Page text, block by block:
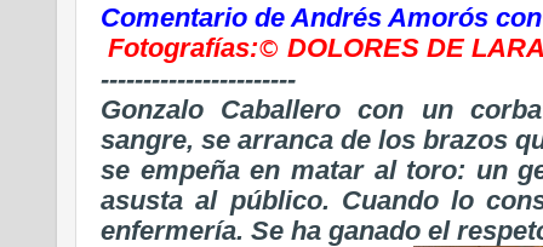
Comentario de Andrés Amorós
Fotografías:© DOLORES DE
-----------------------
Gonzalo Caballero con un
sangre, se arranca de los brazos
se empeña en matar al toro: un
asusta al público. Cuando lo
enfermería. Se ha ganado el